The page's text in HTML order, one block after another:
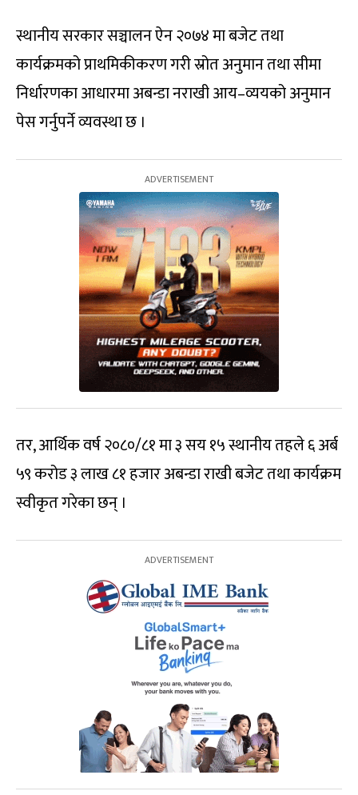
स्थानीय सरकार सञ्चालन ऐन २०७४ मा बजेट तथा
कार्यक्रमको प्राथमिकीकरण गरी स्रोत अनुमान तथा सीमा
निर्धारणका आधारमा अबन्डा नराखी आय–व्ययको अनुमान
पेस गर्नुपर्ने व्यवस्था छ ।
तर, आर्थिक वर्ष २०८०/८१ मा ३ सय १५ स्थानीय तहले ६ अर्ब
५९ करोड ३ लाख ८१ हजार अबन्डा राखी बजेट तथा कार्यक्रम
स्वीकृत गरेका छन् ।